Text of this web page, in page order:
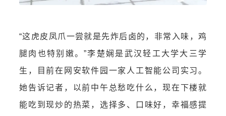
“这虎皮凤爪一尝就是先炸后卤的，非常入味，鸡
腿肉也特别嫩。”李楚娴是 武汉轻工大学大三学
生，目前在网安软件园一家人工智能公司实习。
她告诉记者，以前中午总愁吃什么，现在下楼就
能吃到现炒的热菜，选择多、口味好，幸福感提